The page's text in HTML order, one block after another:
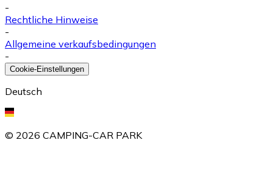
-
Rechtliche Hinweise
-
Allgemeine verkaufsbedingungen
-
Cookie-Einstellungen
Deutsch
© 2026 CAMPING-CAR PARK